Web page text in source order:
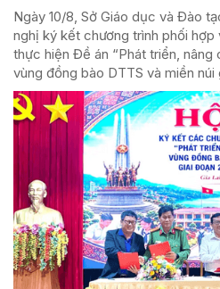
Ngày 10/8, Sở Giáo dục và Đào
nghị ký kết chương trình phối
thực hiện Đề án “Phát triển,
vùng đồng bào DTTS và miền núi